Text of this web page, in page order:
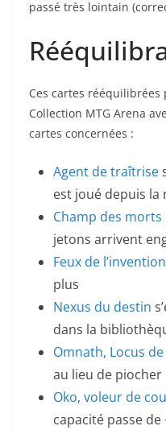
passé très lointain
Ces cartes
Collection MTG Arena
cartes concernées :
Agent de traîtrise
est joué depuis la
Champ des morts
jetons arrivent
Feux de l’invention
plus
Nexus du destin
dans la
Omnath, Locus
au lieu de piocher
Oko, voleur de
capacité passe de